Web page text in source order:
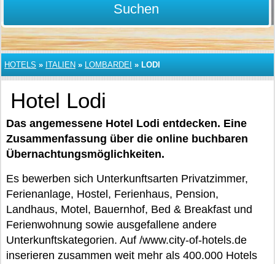
Suchen
HOTELS » ITALIEN » LOMBARDEI » LODI
Hotel Lodi
Das angemessene Hotel Lodi entdecken. Eine
Zusammenfassung über die online buchbaren
Übernachtungsmöglichkeiten.
Es bewerben sich Unterkunftsarten Privatzimmer,
Ferienanlage, Hostel, Ferienhaus, Pension,
Landhaus, Motel, Bauernhof, Bed & Breakfast und
Ferienwohnung sowie ausgefallene andere
Unterkunftskategorien. Auf /www.city-of-hotels.de
inserieren zusammen weit mehr als 400.000 Hotels